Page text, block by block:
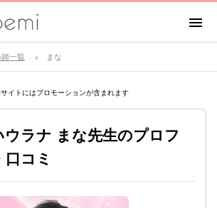
一覧 まな
イトにはプロモーションが含まれます
ウラナ まな先生のプロフ
口コミ